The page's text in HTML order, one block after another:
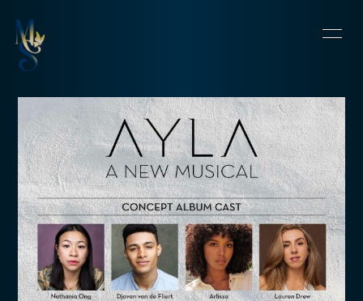
SCHEDULE
PROFILE
VIDEO
DISCOGRAPHY
CONTACT
BLOG
OFFSHOT DIARY
MOVIE